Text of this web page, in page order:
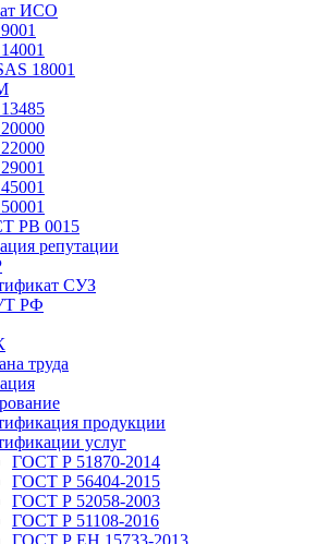
ИСО
18001
РВ 0015
репутации
СУЗ
РФ
труда
продукции
услуг
ГОСТ Р 51870-2014
ГОСТ Р 56404-2015
ГОСТ Р 52058-2003
ГОСТ Р 51108-2016
ГОСТ Р ЕН 15733-2013